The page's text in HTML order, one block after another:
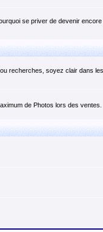
se priver de devenir
recherches, soyez clair dans
de Photos lors des ventes.